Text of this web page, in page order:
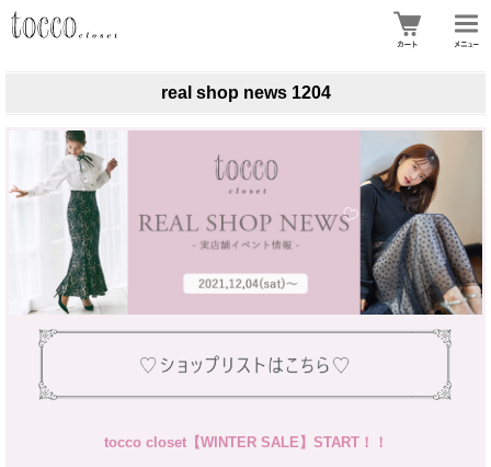
real shop news 1204
tocco closet【WINTER SALE】START！！